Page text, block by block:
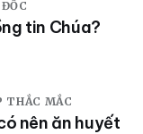
tin Chúa?
THẮC MẮC
nên ăn huyết